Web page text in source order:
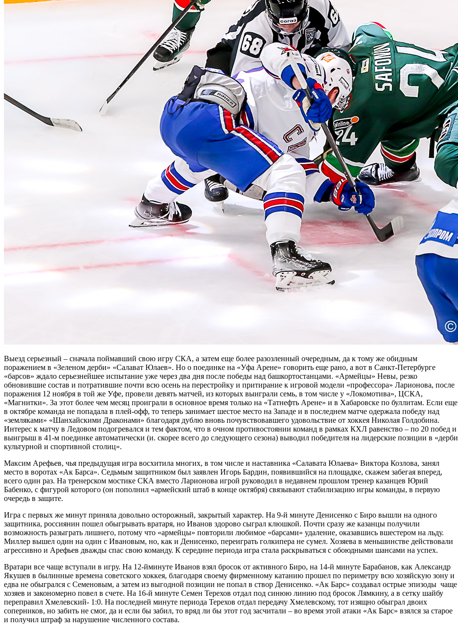
Выезд серьезный – сначала поймавший свою игру СКА, а затем еще более разозленный очередным, да к тому же обидным
поражением в «Зеленом дерби» «Салават Юлаев». Но о поединке на «Уфа Арене» говорить еще рано, а вот в Санкт-Петербурге
«барсов» ждало серьезнейшее испытание уже через два дня после победы над башкортостанцами. «Армейцы» Невы, резко
обновившие состав и потратившие почти всю осень на перестройку и притирание к игровой модели «профессора» Ларионова, после
поражения 12 ноября в той же Уфе, провели девять матчей, из которых выиграли семь, в том числе у «Локомотива», ЦСКА,
«Магнитки». За этот более чем месяц проиграли в основное время только на «Татнефть Арене» и в Хабаровске по буллитам. Если еще
в октябре команда не попадала в плей-офф, то теперь занимает шестое место на Западе и в последнем матче одержала победу над
«земляками» «Шанхайскими Драконами» благодаря дублю вновь почувствовавшего удовольствие от хоккея Николая Голдобина.
Интерес к матчу в Ледовом подогревался и тем фактом, что в очном противостоянии команд в рамках КХЛ равенство – по 20 побед и
выигрыш в 41-м поединке автоматически (и. скорее всего до следующего сезона) выводил победителя на лидерские позиции в «дерби
культурной и спортивной столиц».
Максим Арефьев, чья предыдущая игра восхитила многих, в том числе и наставника «Салавата Юлаева» Виктора Козлова, занял
место в воротах «Ак Барса». Седьмым защитником был заявлен Игорь Бардин, появившийся на площадке, скажем забегая вперед,
всего один раз. На тренерском мостике СКА вместо Ларионова игрой руководил в недавнем прошлом тренер казанцев Юрий
Бабенко, с фигурой которого (он пополнил «армейский штаб в конце октября) связывают стабилизацию игры команды, в первую
очередь в защите.
Игра с первых же минут приняла довольно осторожный, закрытый характер. На 9-й минуте Денисенко с Биро вышли на одного
защитника, россиянин пошел обыгрывать вратаря, но Иванов здорово сыграл клюшкой. Почти сразу же казанцы получили
возможность разыграть лишнего, потому что «армейцы» повторили любимое «барсами» удаление, оказавшись вшестером на льду.
Миллер вышел один на один с Ивановым, но, как и Денисенко, переиграть голкипера не сумел. Хозяева в меньшинстве действовали
агрессивно и Арефьев дважды спас свою команду. К середине периода игра стала раскрываться с обоюдными шансами на успех.
Вратари все чаще вступали в игру. На 12-йминуте Иванов взял бросок от активного Биро, на 14-й минуте Барабанов, как Александр
Якушев в былинные времена советского хоккея, благодаря своему фирменному катанию прошел по периметру всю хозяйскую зону и
едва не обыгрался с Семеновым, а затем из выгодной позиции не попал в створ Денисенко. «Ак Барс» создавал острые эпизоды чаще
хозяев и закономерно повел в счете. На 16-й минуте Семен Терехов отдал под синюю линию под бросок Лямкину, а в сетку шайбу
переправил Хмелевский- 1:0. На последней минуте периода Терехов отдал передачу Хмелевскому, тот изящно обыграл двоих
соперников, но забить не смог, да и если бы забил, то вряд ли бы этот год засчитали – во время этой атаки «Ак Барс» взялся за старое
и получил штраф за нарушение численного состава.